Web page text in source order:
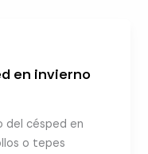
en invierno
del césped en
o tepes